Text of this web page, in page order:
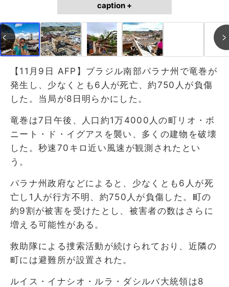
caption +
【11月9日 AFP】ブラジル南部パラナ州で竜巻が
発生し、少なくとも6人が死亡、約750人が負傷
した。当局が8日明らかにした。
竜巻は7日午後、人口約1万4000人の町リオ・ボ
ニート・ド・イグアスを襲い、多くの建物を破壊
した。秒速70キロ近い風速が観測されたとい
う。
パラナ州政府などによると、少なくとも6人が死
亡し1人が行方不明、約750人が負傷した。町の
約9割が被害を受けたとし、被害者の数はさらに
増える可能性がある。
救助隊による捜索活動が続けられており、近隣の
町には避難所が設置された。
ルイス・イナシオ・ルラ・ダシルバ大統領は8